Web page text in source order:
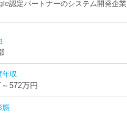
認定パートナーのシステム開発企業
年収
572万円
態